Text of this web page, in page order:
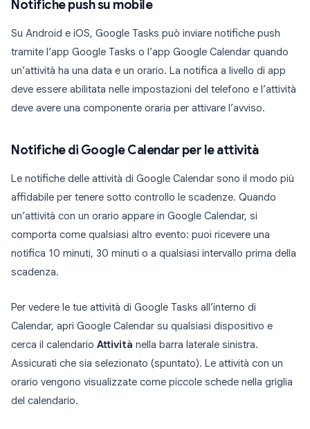
Notifiche push su mobile
Su Android e iOS, Google Tasks può inviare notifiche push
tramite l’app Google Tasks o l’app Google Calendar quando
un’attività ha una data e un orario. La notifica a livello di app
deve essere abilitata nelle impostazioni del telefono e l’attività
deve avere una componente oraria per attivare l’avviso.
Notifiche di Google Calendar per le attività
Le notifiche delle attività di Google Calendar sono il modo più
affidabile per tenere sotto controllo le scadenze. Quando
un’attività con un orario appare in Google Calendar, si
comporta come qualsiasi altro evento: puoi ricevere una
notifica 10 minuti, 30 minuti o a qualsiasi intervallo prima della
scadenza.
Per vedere le tue attività di Google Tasks all’interno di
Calendar, apri Google Calendar su qualsiasi dispositivo e
cerca il calendario Attività nella barra laterale sinistra.
Assicurati che sia selezionato (spuntato). Le attività con un
orario vengono visualizzate come piccole schede nella griglia
del calendario.